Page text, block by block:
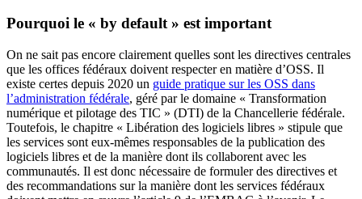
Pourquoi le « by default » est important
On ne sait pas encore clairement quelles sont les directives centrales
que les offices fédéraux doivent respecter en matière d’OSS. Il
existe certes depuis 2020 un guide pratique sur les OSS dans
l’administration fédérale, géré par le domaine « Transformation
numérique et pilotage des TIC » (DTI) de la Chancellerie fédérale.
Toutefois, le chapitre « Libération des logiciels libres » stipule que
les services sont eux-mêmes responsables de la publication des
logiciels libres et de la manière dont ils collaborent avec les
communautés. Il est donc nécessaire de formuler des directives et
des recommandations sur la manière dont les services fédéraux